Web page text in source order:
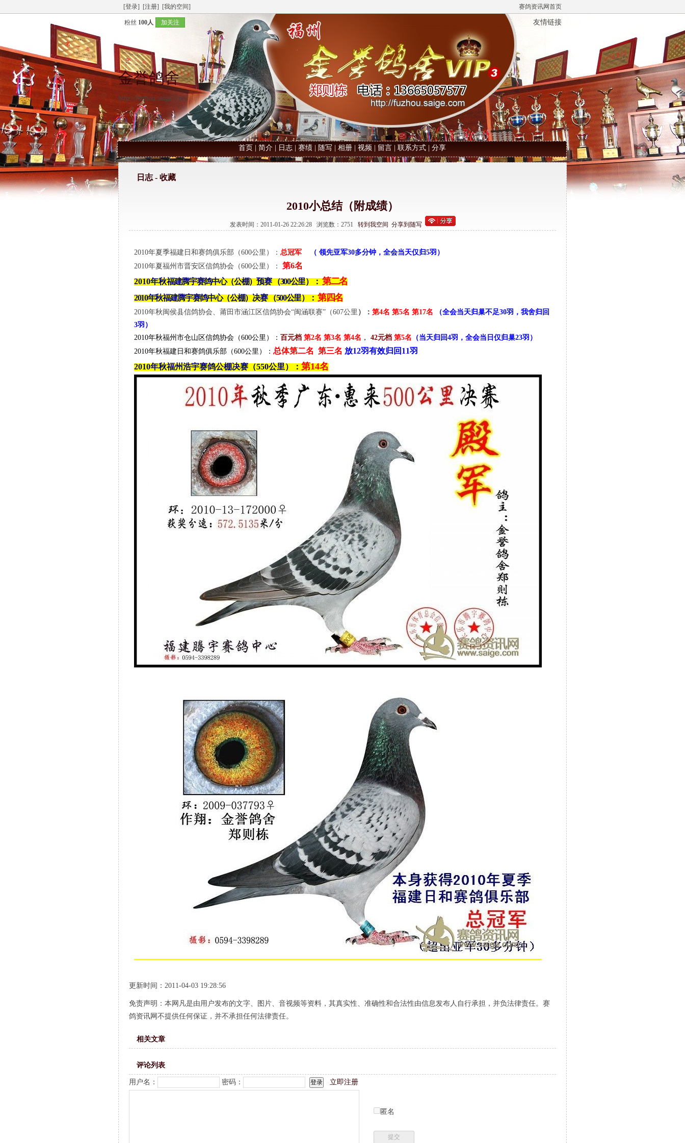
[登录] [注册] [我的空间] 赛鸽资讯网首页
粉丝 100人 加关注 友情链接
金誉鸽舍
http://fuzhou.saige.com/
首页 简介| 日志| 赛绩| 随写 相册| 视频 留言| 联系方式| 分享
日志 - 收藏
2010小总结（附成绩）
发表时间：2011-01-26 22:26:28 浏览数：2751 转到我空间 分享到随写
2010年夏季福建日和赛鸽俱乐部（600公里）： 总冠军 （ 领先亚军30多分钟， 全会当天仅归5羽）
2010年夏福州市晋安区信鸽协会（600公里）：
第6名
2010年秋福建腾宇赛鸽中心（公棚）预赛 （300公里）： 第二名
2010年秋福建腾宇赛鸽中心（公棚）决赛 （500公里）： 第四名
2010年秋闽侯县信鸽协会、莆田市涵江区信鸽协会“闽涵联赛”（607公里 ）： 第4名 第5名 第17名
（全会当天归巢不足30羽，我舍归回
3羽）
2010年秋福州市仓山区信鸽协会（600公里）： 百元档 第2名 第3名 第4名 ， 42元档 第5名 （当天归回4羽，全会当日仅归巢23羽）
2010年秋福建日和赛鸽俱乐部（600公里）： 总体第二名 第三名 放12羽有效归回11羽
2010年秋福州浩宇赛鸽公棚决赛（550公里）： 第14名
更新时间：2011-04-03 19:28:56
免责声明：本网凡是由用户发布的文字、图片、音视频等资料，其真实性、准确性和合法性由信息发布人自行承担，并负法律责任。赛
鸽资讯网不提供任何保证，并不承担任何法律责任。
相关文章
评论列表
用户名： 密码： 立即注册
匿名